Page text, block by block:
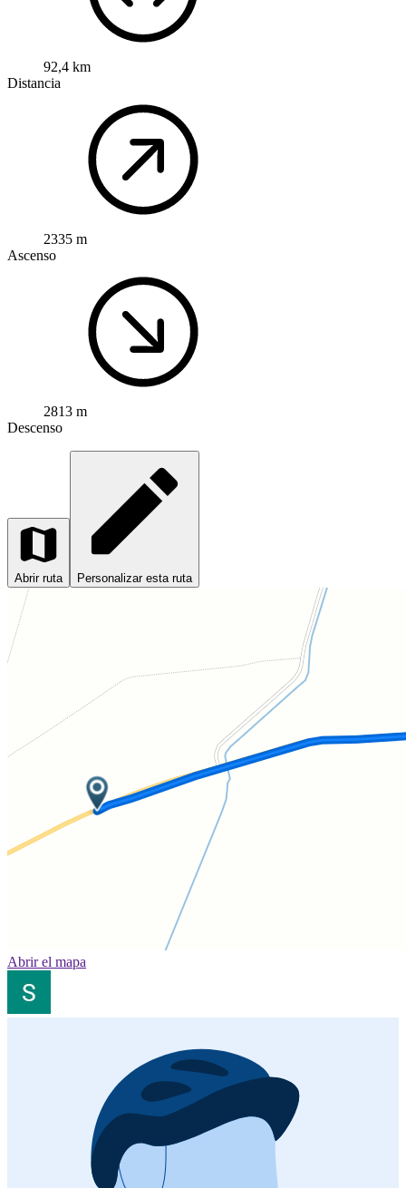
92,4 km
Distancia
2335 m
Ascenso
2813 m
Descenso
Abrir ruta Personalizar esta ruta
Abrir el mapa